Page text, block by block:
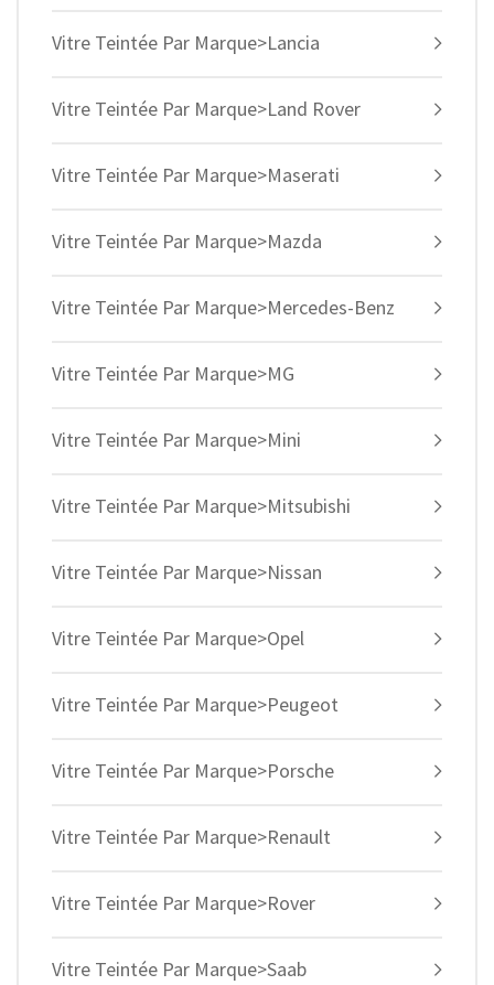
Vitre Teintée Par Marque>Lancia
Vitre Teintée Par Marque>Land Rover
Vitre Teintée Par Marque>Maserati
Vitre Teintée Par Marque>Mazda
Vitre Teintée Par Marque>Mercedes-Benz
Vitre Teintée Par Marque>MG
Vitre Teintée Par Marque>Mini
Vitre Teintée Par Marque>Mitsubishi
Vitre Teintée Par Marque>Nissan
Vitre Teintée Par Marque>Opel
Vitre Teintée Par Marque>Peugeot
Vitre Teintée Par Marque>Porsche
Vitre Teintée Par Marque>Renault
Vitre Teintée Par Marque>Rover
Vitre Teintée Par Marque>Saab